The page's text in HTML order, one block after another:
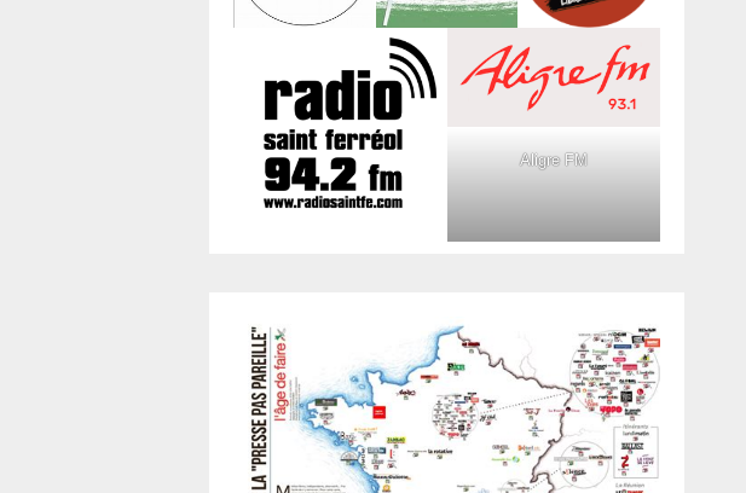
Aligre FM